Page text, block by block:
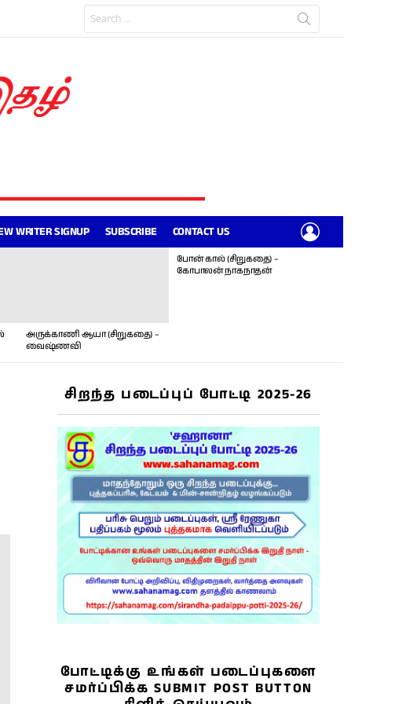
for:
WRITER SIGNUP SUBSCRIBE CONTACT US
அருக்காணி ஆயா (சிறுகதை) –
வைஷ்ணவி
போன் கால் (சிறுகதை) –
கோபாலன் நாகநாதன்
சிறந்த படைப்புப் போட்டி 2025-26
போட்டிக்கு உங்கள் படைப்புகளை
சமர்ப்பிக்க SUBMIT POST BUTTON